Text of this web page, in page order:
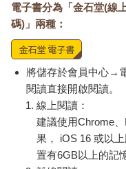
在駿河灣便有了如此的體
那時，我正在海岸邊的松
感覺到生命的溫暖、熠熠
光纏綿在一塊，產生某種
股深藏已久的信念：世間
物都是一體，好比徐徐的
的陽光、蔚藍的天際與大
新奇的想法浮現到我心
謂終局。不過，此刻在我
之所以感到新奇，只不
電子書分為「金石堂(線
碼)」兩種：
將儲存於會員中心→
閱讀直接開啟閱讀。
線上閱讀：
建議使用Chrome
果， iOS 16 或以
置有6GB以上的記